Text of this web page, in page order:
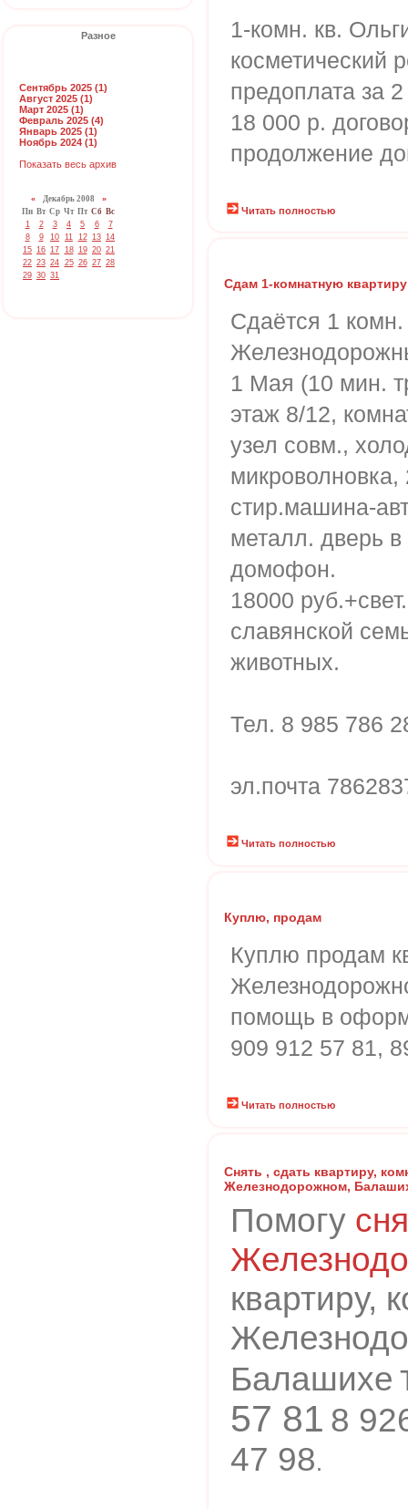
Разное
Сентябрь 2025 (1)
Август 2025 (1)
Март 2025 (1)
Февраль 2025 (4)
Январь 2025 (1)
Ноябрь 2024 (1)
Показать весь архив
«Декабрь 2008 »
Пн Вт Ср Чт Пт Сб Вс
1
2 3 4 5 6
7
8
9 10 11 12 13 14
15 16 17 18 19 20 21
22 23 24 25 26 27 28
29 30 31
1-комн. кв.
косметический
предоплата за
18 000 р.
продолжение
Читать полностью
Сдам 1-комнатную квартиру
Сдаётся 1 комн.
1 Мая (10 мин.
этаж 8/12,
узел совм.,
микроволновка,
стир.машина-
металл. дверь в
домофон.
18000
славянской
животных.
Тел. 8 985 786
эл.почта
Читать полностью
Куплю, продам
Куплю продам
помощь в
909 912 57 81,
Читать полностью
Снять , сдать квартиру,
Железнодорожном,
Помогу
квартиру,
Балашихе
57 81 8
47 98.